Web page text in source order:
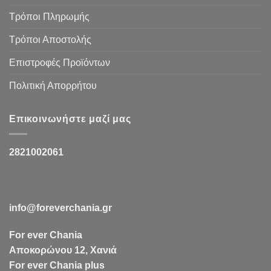
Τρόποι Πληρωμής
Τρόποι Αποστολής
Επιστροφές Προϊόντων
Πολιτική Απορρήτου
Επικοινωνήστε μαζί μας
2821002061
info@foreverchania.gr
For ever Chania
Αποκορώνου 12, Χανιά
For ever Chania plus